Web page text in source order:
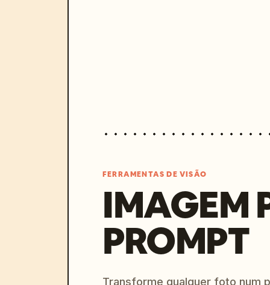
FERRAMENTAS DE VISÃO
IMAGEM
PROMPT
Transforme qualquer foto num